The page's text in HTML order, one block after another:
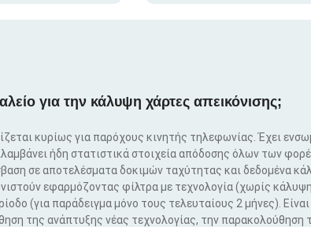
για την κάλυψη χάρτες απεικόνισης;
κυρίως για παρόχους κινητής τηλεφωνίας. Έχει
ήδη στατιστικά στοιχεία απόδοσης όλων των
σε αποτελέσματα δοκιμών ταχύτητας και δεδομένα
εφαρμόζοντας φίλτρα με τεχνολογία (χωρίς κάλυψη,
(για παράδειγμα μόνο τους τελευταίους 2 μήνες). Είναι
της ανάπτυξης νέας τεχνολογίας, την